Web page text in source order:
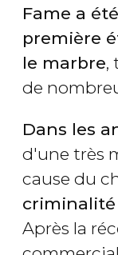
Fame a
première
le marbre,
de
Dans les
d'une très
cause du
Après la